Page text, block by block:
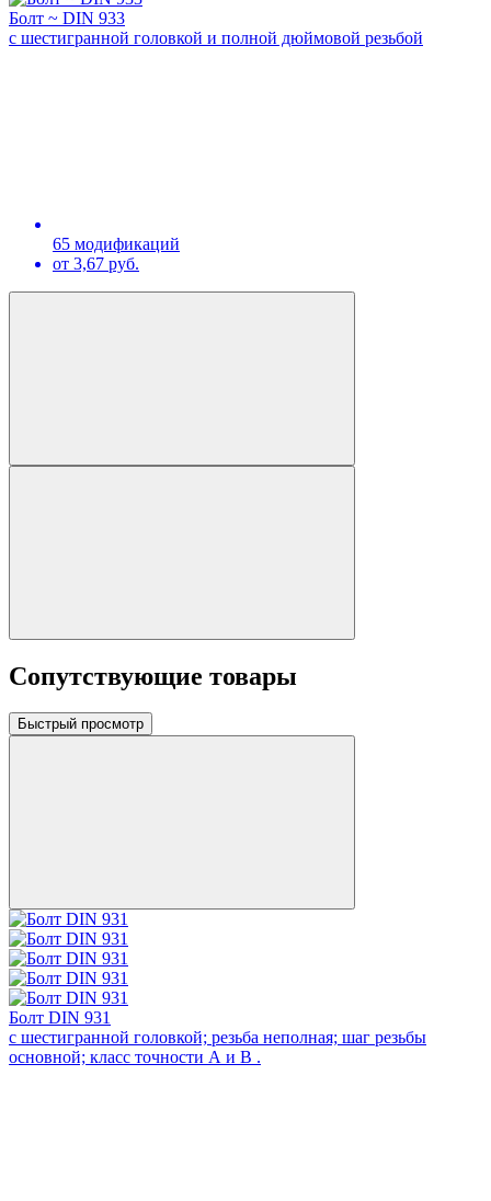
Болт ~ DIN 933
с шестигранной головкой и полной дюймовой резьбой
65 модификаций
от 3,67 руб.
Сопутствующие товары
Быстрый просмотр
Болт DIN 931
с шестигранной головкой; резьба неполная; шаг резьбы
основной; класс точности А и В .